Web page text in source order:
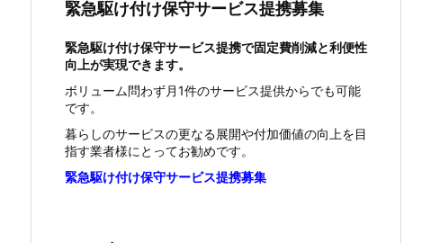
緊急駆け付け保守サービス提携募集
緊急駆け付け保守サービス提携で固定費削減と利便性
向上が実現できます。
ボリューム問わず月1件のサービス提供からでも可能
です。
暮らしのサービスの更なる展開や付加価値の向上を目
指す業者様にとってお勧めです。
緊急駆け付け保守サービス提携募集